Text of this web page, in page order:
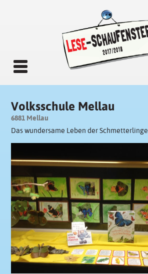
Volksschule Mellau
6881 Mellau
Das wundersame Leben der Schmetterlinge